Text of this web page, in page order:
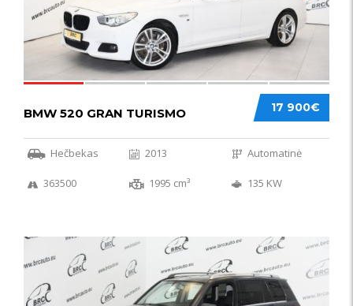
17 900€
BMW 520 GRAN TURISMO
Hečbekas 2013 Automatinė
363500 1995 cm³ 135 KW
IŠSKIRTINIS